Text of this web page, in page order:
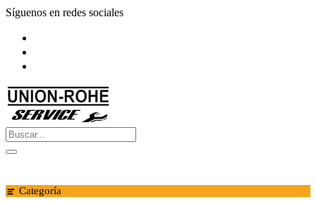
Saltar
contenido
Síguenos en redes sociales
Categoría